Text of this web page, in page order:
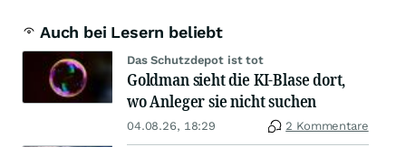
Auch bei Lesern beliebt
Das Schutzdepot ist tot
Goldman sieht die KI-Blase dort,
wo Anleger sie nicht suchen
04.08.26, 18:29 2 Kommentare